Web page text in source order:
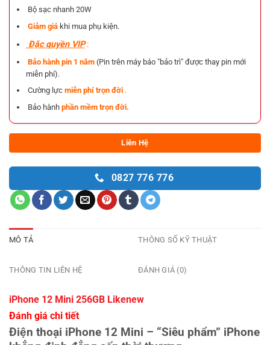
Bộ sạc nhanh 20W
Giảm giá khi mua phụ kiện.
Đặc quyền VIP:
Bảo hành pin 1 năm (Pin trên máy báo "bảo trì" được thay pin mới
miễn phí).
Cường lực miễn phí trọn đời.
Bảo hành phần mềm trọn đời.
Liên Hệ
0827 776 776
MÔ TẢ
ĐÁNH GIÁ (0)
THÔNG SỐ KỸ THUẬT
THÔNG TIN LIÊN HỆ
iPhone 12 Mini 256GB Likenew
Đánh giá chi tiết
Điện thoại iPhone 12 Mini – “Siêu phẩm” iPhone